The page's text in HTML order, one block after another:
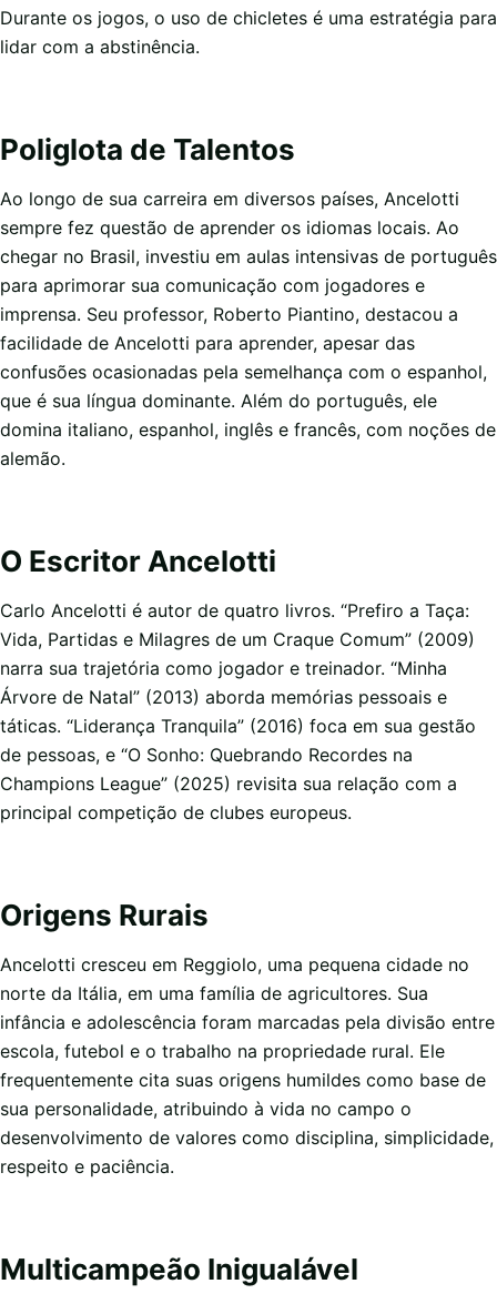
Durante os jogos, o uso de chicletes é uma estratégia para
lidar com a abstinência.
Poliglota de Talentos
Ao longo de sua carreira em diversos países, Ancelotti
sempre fez questão de aprender os idiomas locais. Ao
chegar no Brasil, investiu em aulas intensivas de português
para aprimorar sua comunicação com jogadores e
imprensa. Seu professor, Roberto Piantino, destacou a
facilidade de Ancelotti para aprender, apesar das
confusões ocasionadas pela semelhança com o espanhol,
que é sua língua dominante. Além do português, ele
domina italiano, espanhol, inglês e francês, com noções de
alemão.
O Escritor Ancelotti
Carlo Ancelotti é autor de quatro livros. “Prefiro a Taça:
Vida, Partidas e Milagres de um Craque Comum” (2009)
narra sua trajetória como jogador e treinador. “Minha
Árvore de Natal” (2013) aborda memórias pessoais e
táticas. “Liderança Tranquila” (2016) foca em sua gestão
de pessoas, e “O Sonho: Quebrando Recordes na
Champions League” (2025) revisita sua relação com a
principal competição de clubes europeus.
Origens Rurais
Ancelotti cresceu em Reggiolo, uma pequena cidade no
norte da Itália, em uma família de agricultores. Sua
infância e adolescência foram marcadas pela divisão entre
escola, futebol e o trabalho na propriedade rural. Ele
frequentemente cita suas origens humildes como base de
sua personalidade, atribuindo à vida no campo o
desenvolvimento de valores como disciplina, simplicidade,
respeito e paciência.
Multicampeão Inigualável